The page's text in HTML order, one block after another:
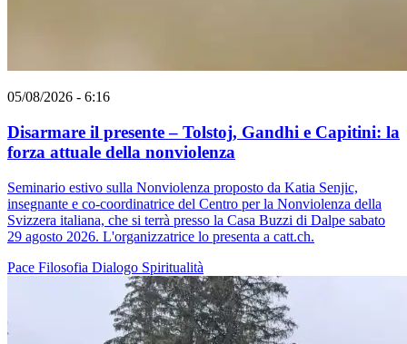
05/08/2026 - 6:16
Disarmare il presente – Tolstoj, Gandhi e Capitini: la
forza attuale della nonviolenza
Seminario estivo sulla Nonviolenza proposto da Katia Senjic,
insegnante e co-coordinatrice del Centro per la Nonviolenza della
Svizzera italiana, che si terrà presso la Casa Buzzi di Dalpe sabato
29 agosto 2026. L'organizzatrice lo presenta a catt.ch.
Pace Filosofia Dialogo Spiritualità